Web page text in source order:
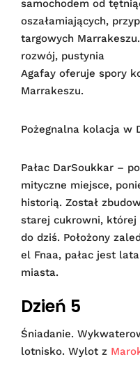
samochodem od
oszałamiających,
targowych
rozwój, pustynia
Agafay oferuje spory
Marrakeszu.
Pożegnalna kolacja w
Pałac DarSoukkar –
mityczne miejsce,
historią. Został
starej cukrowni, której
do dziś. Położony
el Fnaa, pałac jest
miasta.
Dzień 5
Śniadanie.
lotnisko. Wylot z